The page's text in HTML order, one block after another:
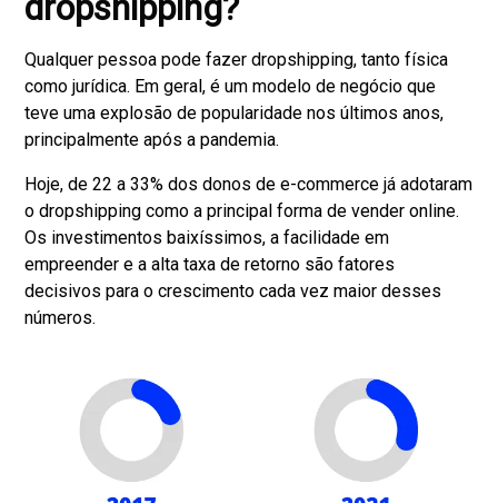
Qualquer pessoa pode fazer dropshipping, tanto física
como jurídica. Em geral, é um modelo de negócio que
teve uma explosão de popularidade nos últimos anos,
principalmente após a pandemia.
Hoje, de 22 a 33% dos donos de e-commerce já adotaram
o dropshipping como a principal forma de vender online.
Os investimentos baixíssimos, a facilidade em
empreender e a alta taxa de retorno são fatores
decisivos para o crescimento cada vez maior desses
números.